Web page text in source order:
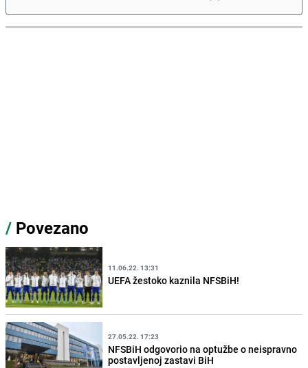
/ Povezano
11.06.22. 13:31
UEFA žestoko kaznila NFSBiH!
27.05.22. 17:23
NFSBiH odgovorio na optužbe o neispravno
postavljenoj zastavi BiH